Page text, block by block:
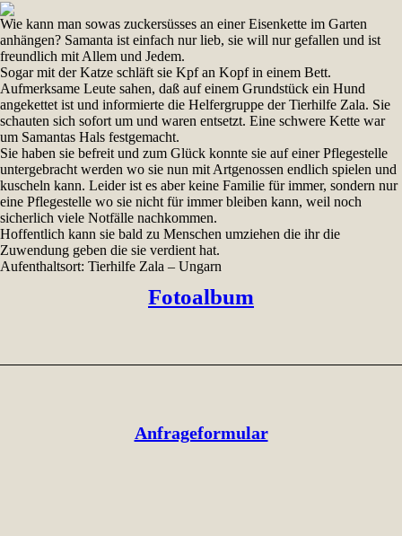
Wie kann man sowas zuckersüsses an einer Eisenkette im Garten
anhängen? Samanta ist einfach nur lieb, sie will nur gefallen und ist
freundlich mit Allem und Jedem.
Sogar mit der Katze schläft sie Kpf an Kopf in einem Bett.
Aufmerksame Leute sahen, daß auf einem Grundstück ein Hund
angekettet ist und informierte die Helfergruppe der Tierhilfe Zala. Sie
schauten sich sofort um und waren entsetzt. Eine schwere Kette war
um Samantas Hals festgemacht.
Sie haben sie befreit und zum Glück konnte sie auf einer Pflegestelle
untergebracht werden wo sie nun mit Artgenossen endlich spielen und
kuscheln kann. Leider ist es aber keine Familie für immer, sondern nur
eine Pflegestelle wo sie nicht für immer bleiben kann, weil noch
sicherlich viele Notfälle nachkommen.
Hoffentlich kann sie bald zu Menschen umziehen die ihr die
Zuwendung geben die sie verdient hat.
Aufenthaltsort: Tierhilfe Zala – Ungarn
Fotoalbum
Anfrageformular